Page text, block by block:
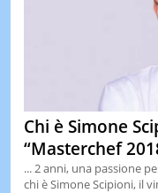
Chi è Simone
“Masterchef
... 2 anni, una passione
chi è Simone Scipioni, il